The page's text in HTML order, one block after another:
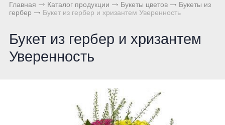
Главная Каталог продукции Букеты цветов
Букеты из
гербер
Букет из гербер и хризантем Уверенность
Букет из гербер и хризантем
Уверенность